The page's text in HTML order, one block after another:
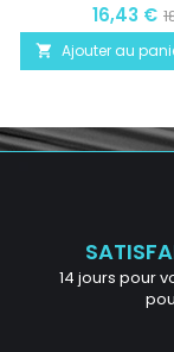
16,43 €
 Ajouter au
14 jours pour